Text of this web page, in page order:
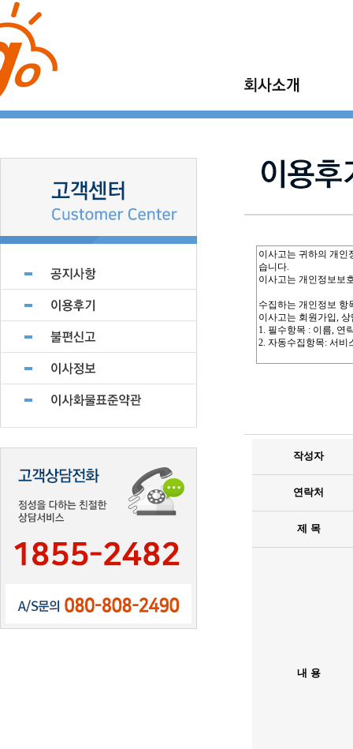
제휴업체 모집
기업이사
소형이사
작성자
연락처
제 목
내 용